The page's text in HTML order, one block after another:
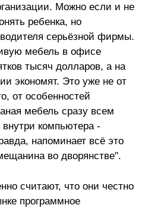
Можно если и не
ребенка, но
серьёзной фирмы.
мебель в офисе
тысяч долларов, а на
экономят. Это уже не от
от особенностей
мебель сразу всем
внутри компьютера -
напоминает всё это
во дворянстве".
считают, что они честно
программное